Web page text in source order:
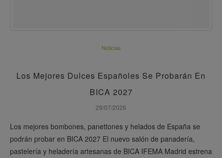
Noticias
Los Mejores Dulces Españoles Se Probarán En
BICA 2027
29/07/2026
Los mejores bombones, panettones y helados de España se
podrán probar en BICA 2027 El nuevo salón de panadería,
pastelería y heladería artesanas de BICA IFEMA Madrid estrena